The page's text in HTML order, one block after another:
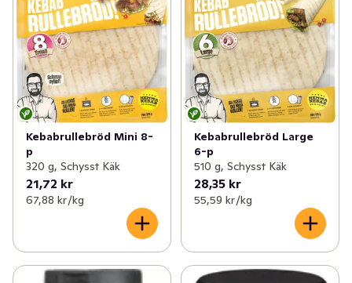
Kebabrullebröd Mini 8-
p
320 g, Schysst Käk
21,72 kr
67,88 kr /kg
Kebabrullebröd Large
6-p
510 g, Schysst Käk
28,35 kr
55,59 kr /kg